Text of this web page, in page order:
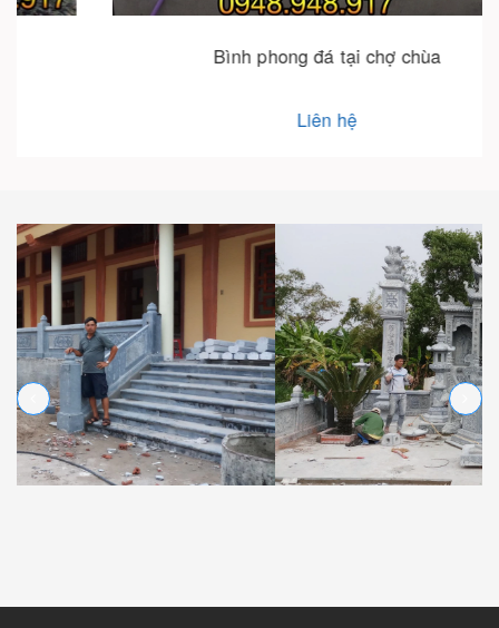
Bình phong đá tại chợ chùa